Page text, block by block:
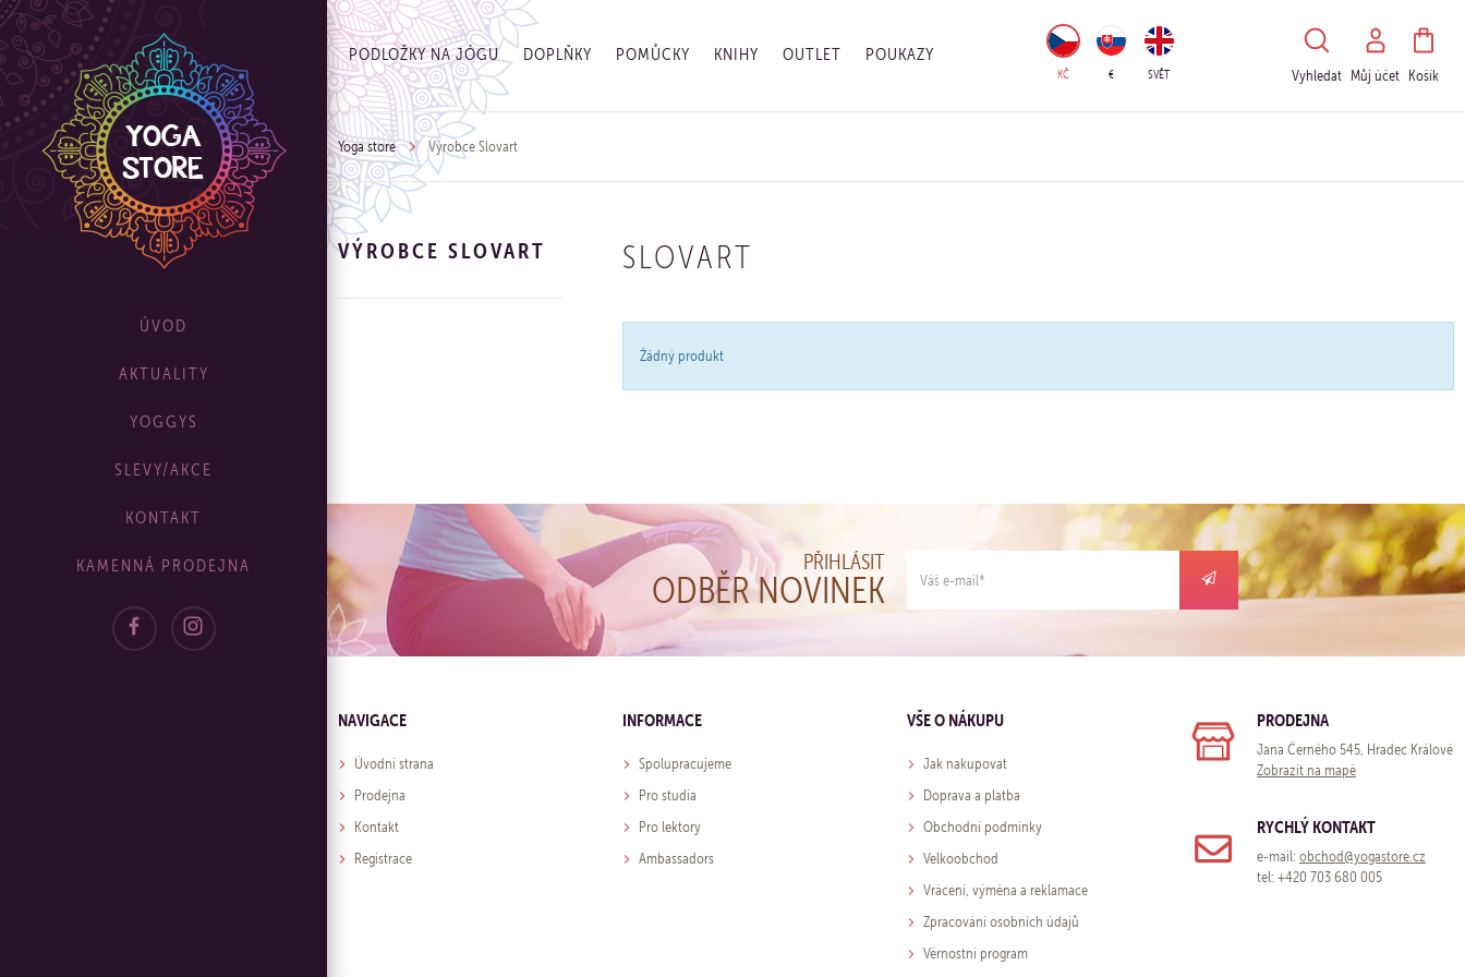
ÚVOD
AKTUALITY
YOGGYS
SLEVY/AKCE
KONTAKT
KAMENNÁ PRODEJNA
PODLOŽKY NA JÓGU DOPLŇKY POMŮCKY KNIHY OUTLET POUKAZY
KČ € SVĚT Vyhledat Můj účet Košík
Yoga store Výrobce Slovart
SLOVART
VÝROBCE SLOVART
Žádný produkt
PŘIHLÁSIT
ODBĚR NOVINEK
NAVIGACE
Úvodní strana
Prodejna
Kontakt
Registrace
INFORMACE
Spolupracujeme
Pro studia
Pro lektory
Ambassadors
VŠE O NÁKUPU
Jak nakupovat
Doprava a platba
Obchodní podmínky
Velkoobchod
Vrácení, výměna a reklamace
Zpracování osobních údajů
Věrnostní program
PRODEJNA
Jana Černého 545, Hradec Králové
Zobrazit na mapě
RYCHLÝ KONTAKT
e-mail: obchod@yogastore.cz
tel: +420 703 680 005